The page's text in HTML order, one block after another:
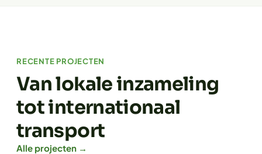
RECENTE PROJECTEN
Van lokale inzameling
tot internationaal
transport
Alle projecten →